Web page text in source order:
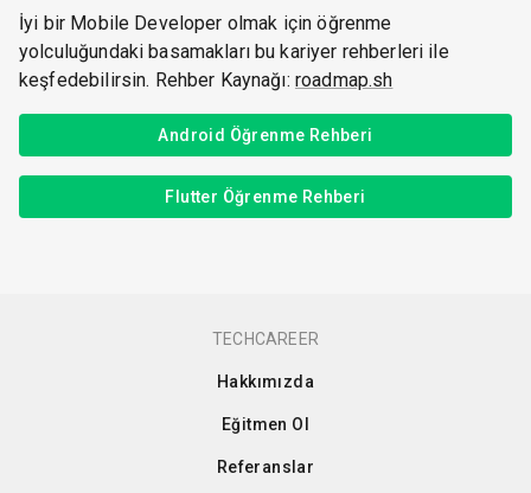
İyi bir Mobile Developer olmak için öğrenme
yolculuğundaki basamakları bu kariyer rehberleri ile
keşfedebilirsin. Rehber Kaynağı: roadmap.sh
Android Öğrenme Rehberi
Flutter Öğrenme Rehberi
TECHCAREER
Hakkımızda
Eğitmen Ol
Referanslar